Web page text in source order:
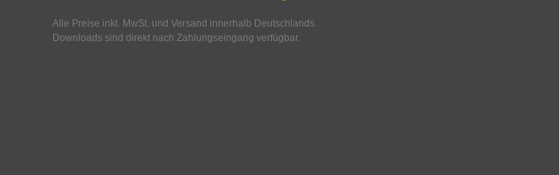
Alle Preise inkl. MwSt. und Versand innerhalb Deutschlands.
Downloads sind direkt nach Zahlungseingang verfügbar.